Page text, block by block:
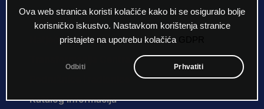
Ova web stranica koristi kolačiće kako bi se osiguralo bolje
korisničko iskustvo. Nastavkom korištenja stranice
pristajete na upotrebu kolačića
Odbiti Prhvatiti
Naslovna
Natječaji za radna mjesta
Katalog informacija